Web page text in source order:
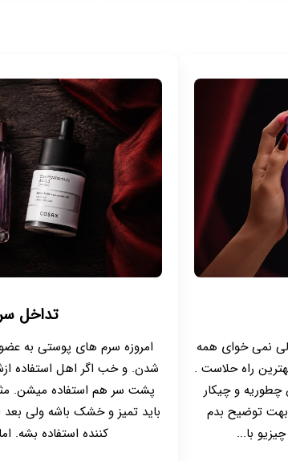
نمی خوای همه
راه حلاست .
چطوریه و چیکار
بهت توضیح بدم
با...
تداخل
امروزه سرم های پوستی به
شدن. و خب اگر اهل استفاده
پشت سر هم استفاده میشن.
باید تمیز و خشک باشه ولی بعد
کننده استفاده بشه.